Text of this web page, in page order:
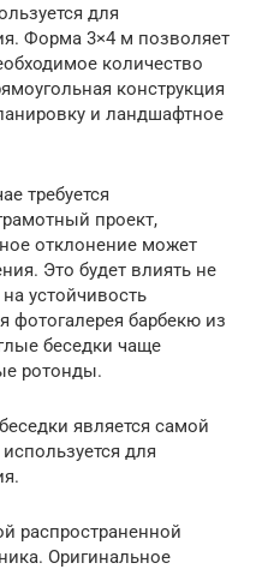
для
Форма 3×4 м позволяет
количество
конструкция
и ландшафтное
требуется
проект,
отклонение может
Это будет влиять не
устойчивость
фотогалерея барбекю из
беседки чаще
ротонды.
является самой
для
распространенной
Оригинальное